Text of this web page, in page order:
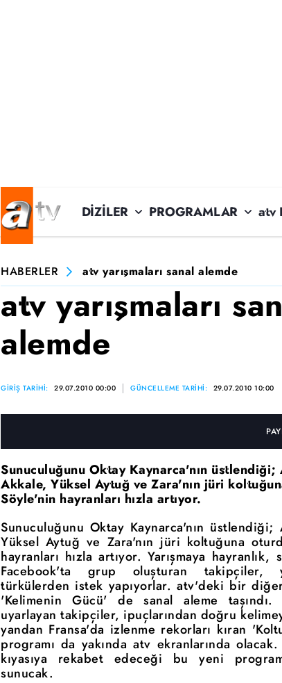
DİZİLER PROGRAMLAR atv
HABERLER atv yarışmaları sanal alemde
atv yarışmaları
alemde
GİRİŞ TARİHİ: 29.07.2010 00:00 GÜNCELLEME TARİHİ: 29.07.2010 10:00
Sunuculuğunu Oktay Kaynarca'nın üstlendiği;
Akkale, Yüksel Aytuğ ve Zara'nın jüri
Söyle'nin hayranları hızla artıyor.
Sunuculuğunu Oktay Kaynarca'nın üstlendiği;
Yüksel Aytuğ ve Zara'nın jüri koltuğuna
hayranları hızla artıyor. Yarışmaya hayranlık,
Facebook'ta grup oluşturan takipçiler,
türkülerden istek yapıyorlar. atv'deki bir diğer
'Kelimenin Gücü' de sanal aleme taşındı.
uyarlayan takipçiler, ipuçlarından doğru
yandan Fransa'da izlenme rekorları kıran
programı da yakında atv ekranlarında olacak.
kıyasıya rekabet edeceği bu yeni
sunucak.